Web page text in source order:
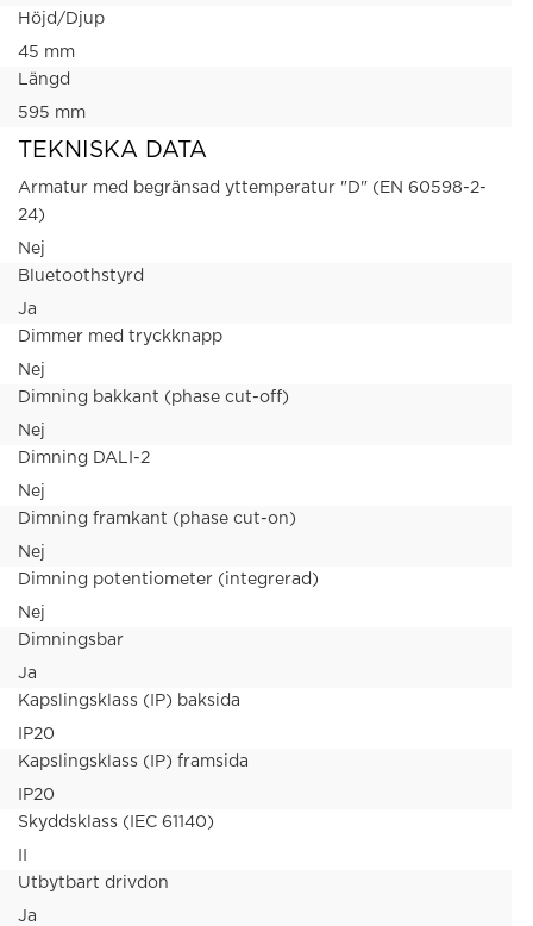
Höjd/Djup
45 mm
Längd
595 mm
TEKNISKA DATA
Armatur med begränsad yttemperatur "D" (EN 60598-2-
24)
Nej
Bluetoothstyrd
Ja
Dimmer med tryckknapp
Nej
Dimning bakkant (phase cut-off)
Nej
Dimning DALI-2
Nej
Dimning framkant (phase cut-on)
Nej
Dimning potentiometer (integrerad)
Nej
Dimningsbar
Ja
Kapslingsklass (IP) baksida
IP20
Kapslingsklass (IP) framsida
IP20
Skyddsklass (IEC 61140)
Utbytbart drivdon
Ja